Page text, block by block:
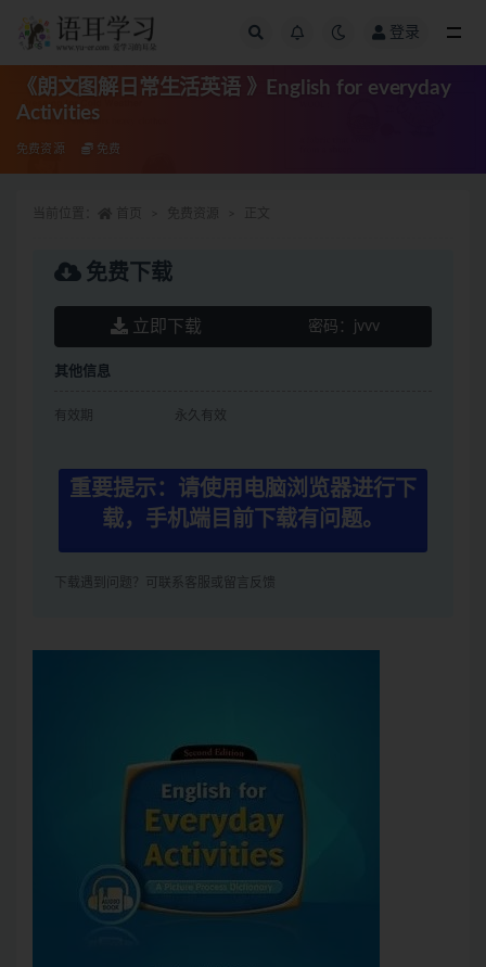
登录
《朗文图解日常生活英语 》English for everyday
Activities
免费资源 免费
免费下载
立即下载 密码： jvvv
其他信息
有效期 永久有效
重要提示：请使用电脑浏览器进行下
载，手机端目前下载有问题。
下载遇到问题？可联系客服或留言反馈